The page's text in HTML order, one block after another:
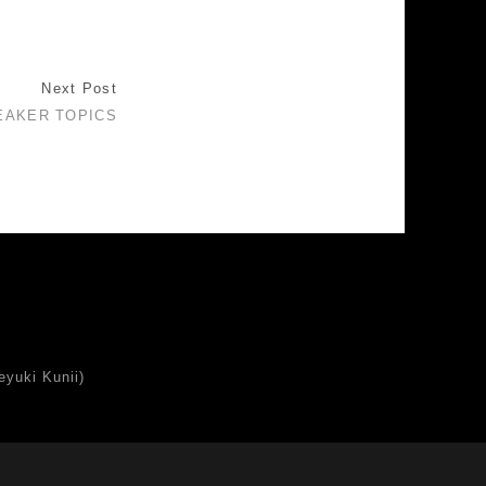
Next Post
TOPICS
Kunii)